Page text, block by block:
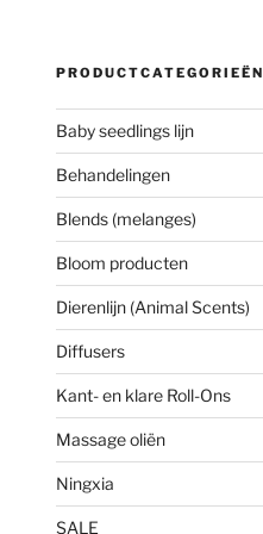
PRODUCTCATEGORIEËN
Baby seedlings lijn
Behandelingen
Blends (melanges)
Bloom producten
Dierenlijn (Animal Scents)
Diffusers
Kant- en klare Roll-Ons
Massage oliën
Ningxia
SALE